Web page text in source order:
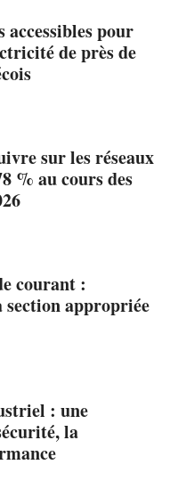
accessibles pour
de près de
sur les réseaux
% au cours des
courant :
appropriée
: une
la